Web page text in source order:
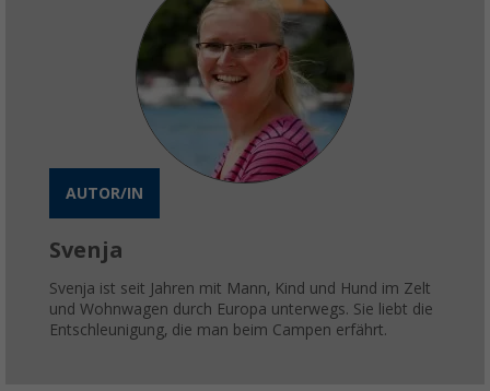
AUTOR/IN
Svenja
Svenja ist seit Jahren mit Mann, Kind und Hund im Zelt
und Wohnwagen durch Europa unterwegs. Sie liebt die
Entschleunigung, die man beim Campen erfährt.